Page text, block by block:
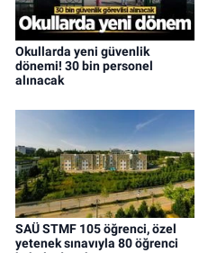
Okullarda yeni güvenlik
dönemi! 30 bin personel
alınacak
SAÜ STMF 105 öğrenci, özel
yetenek sınavıyla 80 öğrenci